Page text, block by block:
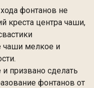
фонтанов не
креста центра чаши,
чаши мелкое и
призвано сделать
фонтанов от